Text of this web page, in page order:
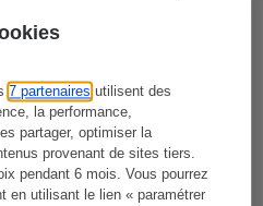
7 partenaires utilisent des
la performance,
partager, optimiser la
provenant de sites tiers.
pendant 6 mois. Vous pourrez
en utilisant le lien « paramétrer